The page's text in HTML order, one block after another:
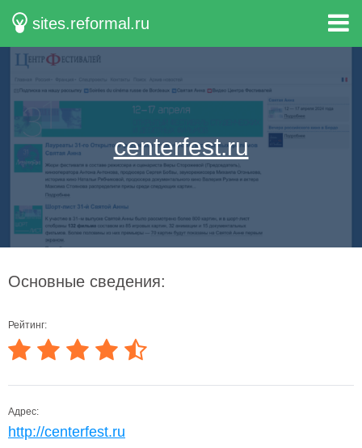
sites.reformal.ru
centerfest.ru
Основные сведения:
Рейтинг:
Адрес:
http://centerfest.ru